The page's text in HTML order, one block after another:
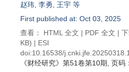
赵玮 李勇 王宇 等
First published at: Oct 03, 2025
查看： HTML 全文 | PDF 全文 |
KB) | ESI
doi:10.16538/
《财经研究》 第51卷第10期 , 页